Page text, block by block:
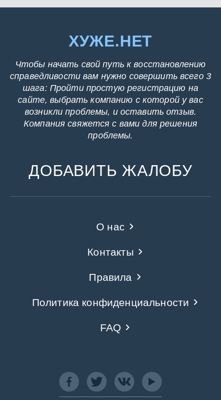
ХУЖЕ.НЕТ
Чтобы начать свой путь к восстановлению
справедливости вам нужно совершить всего 3
шага: Пройти простую регистрацию на
сайте, выбрать компанию с которой у вас
возникли проблемы, и оставить отзыв.
Компания свяжется с вами для решения
проблемы.
ДОБАВИТЬ ЖАЛОБУ
О нас
Контакты
Правила
Политика конфиденциальности
FAQ